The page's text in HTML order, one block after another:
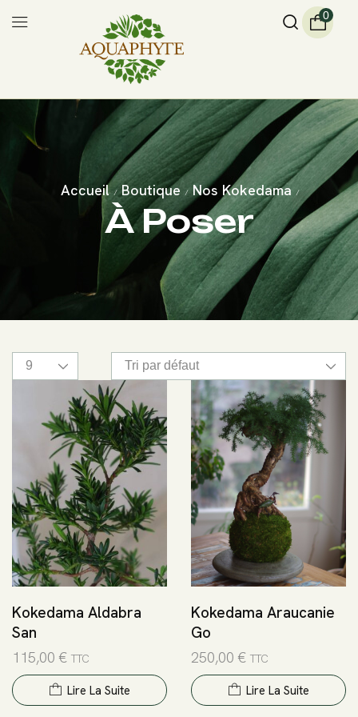
0
Accueil / Boutique / Nos Kokedama /
À Poser
Kokedama Aldabra
San
115,00 € TTC
Lire La Suite
Kokedama Araucanie
Go
250,00 € TTC
Lire La Suite